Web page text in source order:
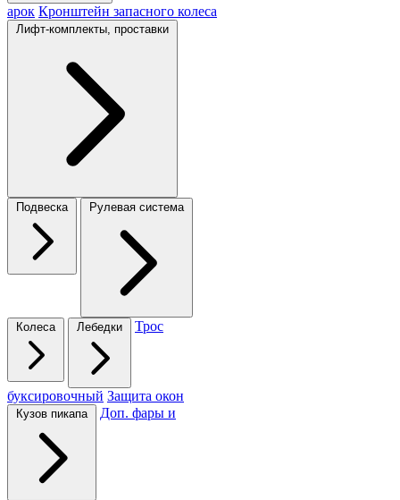
арок Кронштейн запасного колеса
Лифт-комплекты, проставки
Подвеска Рулевая система
Колеса Лебедки Трос
буксировочный Защита окон
Кузов пикапа Доп. фары и